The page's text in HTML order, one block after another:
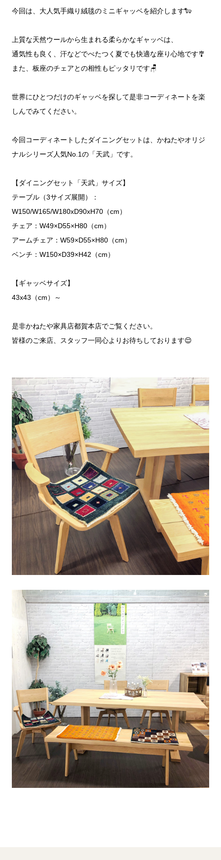
今回は、大人気手織り絨毯のミニギャッベを紹介します🐑
上質な天然ウールから生まれる柔らかなギャッベは、
通気性も良く、汗などでべたつく夏でも快適な座り心地です🎐
また、板座のチェアとの相性もピッタリです🪑
世界にひとつだけのギャッベを探して是非コーディネートを楽
しんでみてください。
今回コーディネートしたダイニングセットは、かねたやオリジ
ナルシリーズ人気No.1の「天武」です。
【ダイニングセット「天武」サイズ】
テーブル（3サイズ展開）：
W150/W165/W180xD90xH70（cm）
チェア：W49×D55×H80（cm）
アームチェア：W59×D55×H80（cm）
ベンチ：W150×D39×H42（cm）
【ギャッベサイズ】
43x43（cm）～
是非かねたや家具店都賀本店でご覧ください。
皆様のご来店、スタッフ一同心よりお待ちしております😌